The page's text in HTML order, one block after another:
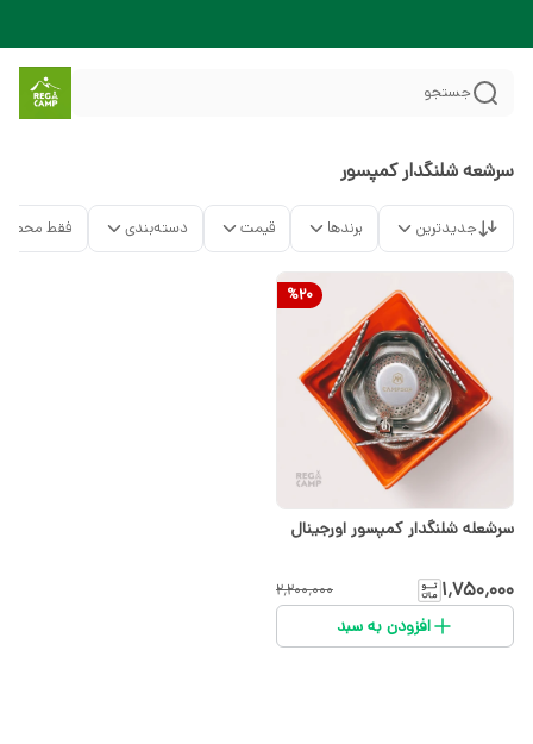
جستجو
سرشعه شلنگدار کمپسور
جدیدترین برندها قیمت دسته‌بندی فقط
%20
سرشعله شلنگدار کمپسور اورجینال
۱٬۷۵۰٬۰۰۰ ۲٬۲۰۰٬۰۰۰
افزودن به سبد